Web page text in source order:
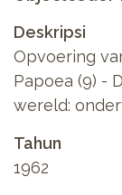
Deskripsi
Opvoering
Papoea (9) -
wereld:
Tahun
1962